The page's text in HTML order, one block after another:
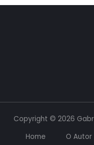
Copyright © 2026
Home
O Autor